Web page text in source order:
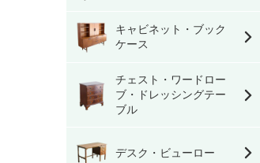
キャビネット・ブック
ケース
チェスト・ワードロー
ブ・ドレッシングテー
ブル
デスク・ビューロー